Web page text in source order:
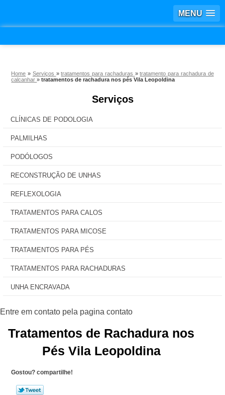
MENU
Home » Serviços »tratamentos para rachaduras »tratamento para rachadura de
calcanhar»tratamentos de rachadura nos pés Vila Leopoldina
Serviços
CLÍNICAS DE PODOLOGIA
PALMILHAS
PODÓLOGOS
RECONSTRUÇÃO DE UNHAS
REFLEXOLOGIA
TRATAMENTOS PARA CALOS
TRATAMENTOS PARA MICOSE
TRATAMENTOS PARA PÉS
TRATAMENTOS PARA RACHADURAS
UNHA ENCRAVADA
Tratamentos de Rachadura nos
Pés Vila Leopoldina
Gostou? compartilhe!